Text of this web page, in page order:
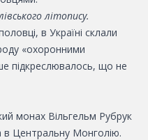
літопису.
в Україні склали
«охоронними
підкреслювалось, що не
монах Вільгельм Рубрук
Центральну Монголію.